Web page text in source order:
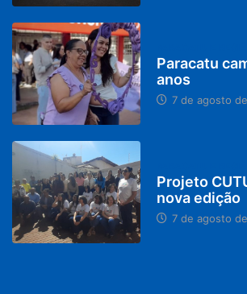
Paracatu
anos
7 de agosto
Projeto
nova edição
7 de agosto